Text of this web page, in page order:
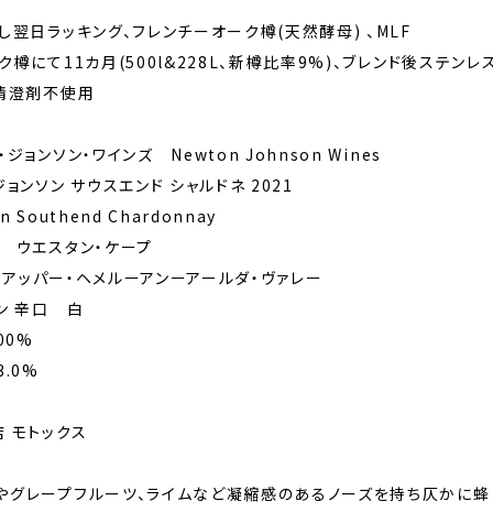
翌日ラッキング、フレンチーオーク樽(天然酵母) 、MLF
樽にて11カ月(500l&228L、新樽比率9%)、ブレンド後ステンレ
澄剤不使用
・ジョンソン・ワインズ Newton Johnson Wines
ョンソン サウスエンド シャルドネ 2021
Southend Chardonnay
ウエスタン・ケープ
ッパー・ヘメルーアンーアールダ・ヴァレー
ン 辛口 白
モトックス
レープフルーツ、ライムなど凝縮感のあるノーズを持ち仄かに蜂